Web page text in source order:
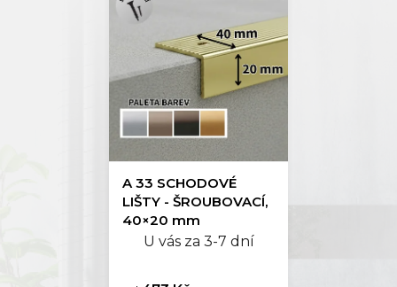
A 33 SCHODOVÉ
LIŠTY - ŠROUBOVACÍ,
40×20 mm
U vás za 3-7 dní